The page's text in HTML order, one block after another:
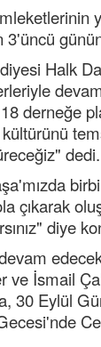
3'üncü
Halk
derneğe
dedi.
çıkarak
diye
ve İsmail
30 Eylül